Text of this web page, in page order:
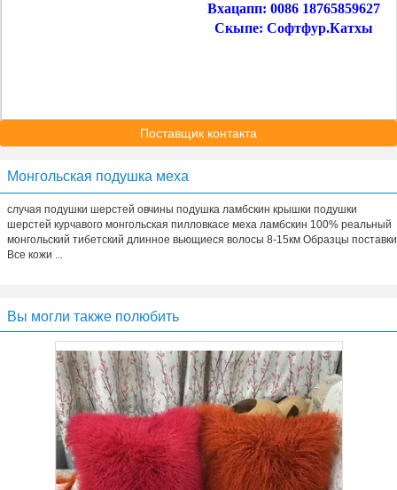
Вхацапп: 0086 18765859627
Скыпе: Софтфур.Катхы
Поставщик контакта
Монгольская подушка меха
случая подушки шерстей овчины подушка ламбскин крышки подушки
шерстей курчавого монгольская пилловкасе меха ламбскин 100% реальный
монгольский тибетский длинное вьющиеся волосы 8-15км Образцы поставки
Все кожи ...
Вы могли также полюбить